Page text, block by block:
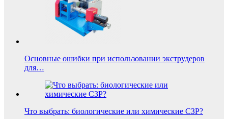
Основные ошибки при использовании экструдеров
для…
Что выбрать: биологические или химические СЗР?